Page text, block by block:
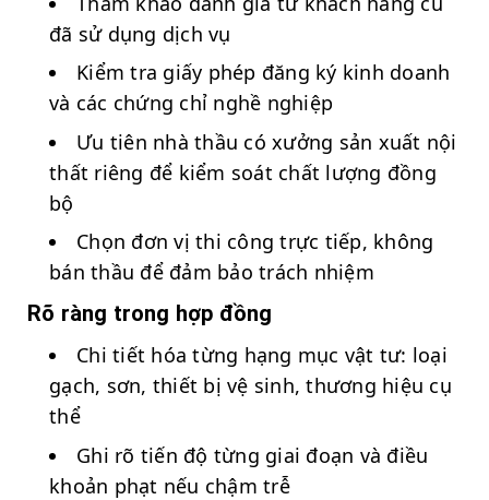
đã sử dụng dịch vụ
Kiểm tra giấy phép đăng ký kinh doanh
và các chứng chỉ nghề nghiệp
Ưu tiên nhà thầu có xưởng sản xuất nội
thất riêng để kiểm soát chất lượng đồng
bộ
Chọn đơn vị thi công trực tiếp, không
bán thầu để đảm bảo trách nhiệm
Rõ ràng trong hợp đồng
Chi tiết hóa từng hạng mục vật tư: loại
gạch, sơn, thiết bị vệ sinh, thương hiệu cụ
thể
Ghi rõ tiến độ từng giai đoạn và điều
khoản phạt nếu chậm trễ